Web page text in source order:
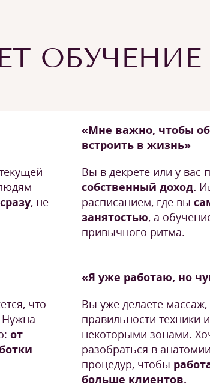
ОБУЧЕНИЕ
, не
«Мне важно, чтобы
встроить в жизнь»
Вы в декрете или у вас
собственный доход.
расписанием, где вы
занятостью, а
привычного ритма.
что
от
«Я уже работаю, но
Вы уже делаете
правильности техники
некоторыми зонами.
разобраться в
процедур, чтобы
больше клиентов.